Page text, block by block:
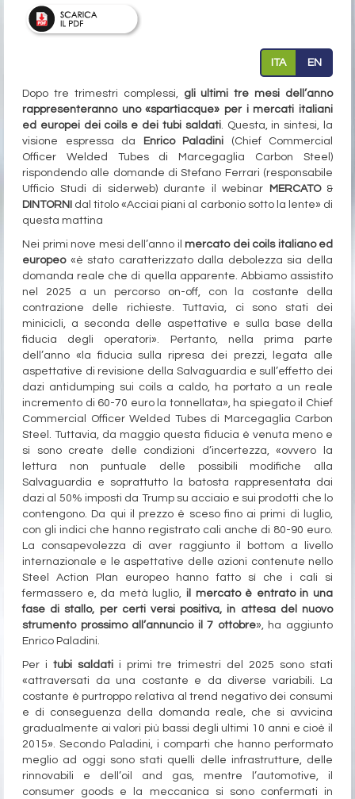
ITA EN
Dopo tre trimestri complessi, gli ultimi tre mesi dell’anno
rappresenteranno uno «spartiacque» per i mercati italiani
ed europei dei coils e dei tubi saldati. Questa, in sintesi, la
visione espressa da
Enrico Paladini (Chief Commercial
Officer Welded Tubes di Marcegaglia Carbon Steel)
rispondendo alle domande di Stefano Ferrari (responsabile
Ufficio Studi di siderweb) durante il webinar
MERCATO &
DINTORNI dal titolo «Acciai piani al carbonio sotto la lente» di
questa mattina
Nei primi nove mesi dell’anno il mercato dei coils italiano ed
europeo«è stato caratterizzato dalla debolezza sia della
domanda reale che di quella apparente. Abbiamo assistito
nel 2025 a un percorso on-off, con la costante della
contrazione delle richieste. Tuttavia, ci sono stati dei
minicicli, a seconda delle aspettative e sulla base della
fiducia degli operatori». Pertanto, nella prima parte
dell’anno «la fiducia sulla ripresa dei prezzi, legata alle
aspettative di revisione della Salvaguardia e sull’effetto dei
dazi antidumping sui coils a caldo, ha portato a un reale
incremento di 60-70 euro la tonnellata», ha spiegato il Chief
Commercial Officer Welded Tubes di Marcegaglia Carbon
Steel. Tuttavia, da maggio questa fiducia è venuta meno e
si sono create delle condizioni d’incertezza, «ovvero la
lettura non puntuale delle possibili modifiche alla
Salvaguardia e soprattutto la batosta rappresentata dai
dazi al 50% imposti da Trump su acciaio e sui prodotti che lo
contengono. Da qui il prezzo è sceso fino ai primi di luglio,
con gli indici che hanno registrato cali anche di 80-90 euro.
La consapevolezza di aver raggiunto il bottom a livello
internazionale e le aspettative delle azioni contenute nello
Steel Action Plan europeo hanno fatto sì che i cali si
fermassero e, da metà luglio, il mercato è entrato in una
fase di stallo, per certi versi positiva, in attesa del nuovo
strumento prossimo all’annuncio il 7 ottobre», ha aggiunto
Enrico Paladini.
Per i tubi saldati i primi tre trimestri del 2025 sono stati
«attraversati da una costante e da diverse variabili. La
costante è purtroppo relativa al trend negativo dei consumi
e di conseguenza della domanda reale, che si avvicina
gradualmente ai valori più bassi degli ultimi 10 anni e cioè il
2015». Secondo Paladini, i comparti che hanno performato
meglio ad oggi sono stati quelli delle infrastrutture, delle
rinnovabili e dell’oil and gas, mentre l’automotive, il
consumer goods e la meccanica si sono confermati in